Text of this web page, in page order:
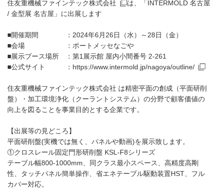
住友重機械ファインテック株式会社
は、「INTERMOLD 名古屋
/ 金型展 名古屋」に出展します
■開催期間 ：2024年6月26日（水）～28日（金）
■会場 ：ポートメッセなごや
■展示ブース場所 ：第1展示館 屋内小間番号 2-261
■公式サイト ： https://www.intermold.jp/nagoya/outline/
住友重機械ファインテック株式会社 は精密平面の創成（平面研削
盤）・加工環境浄化（クーラントシステム）の分野で顧客価値の
向上を図ることを事業目的とする企業です。
【出展等の見どころ】
平面研削盤(実機では無く、パネルや動画)を展示致します。
①クロスレール固定門形研削盤 KSL-F8シリーズ
テーブル幅800-1000mm、同クラス最小スペース、高精度高剛
性、タッチパネル簡単操作、省エネテーブル駆動装置HST、フル
カバー対応。